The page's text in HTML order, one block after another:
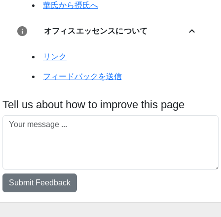
華氏から摂氏へ
オフィスエッセンスについて
リンク
フィードバックを送信
Tell us about how to improve this page
Submit Feedback